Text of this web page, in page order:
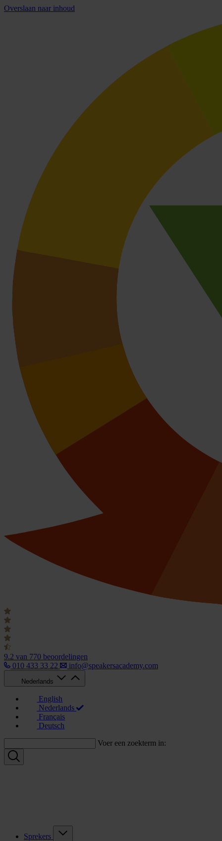
Overslaan naar inhoud
9.2 van 770 beoordelingen
010 433 33 22
info@speakersacademy.com
Nederlands
English
Nederlands
Français
Deutsch
Voer een zoekterm in:
Sprekers